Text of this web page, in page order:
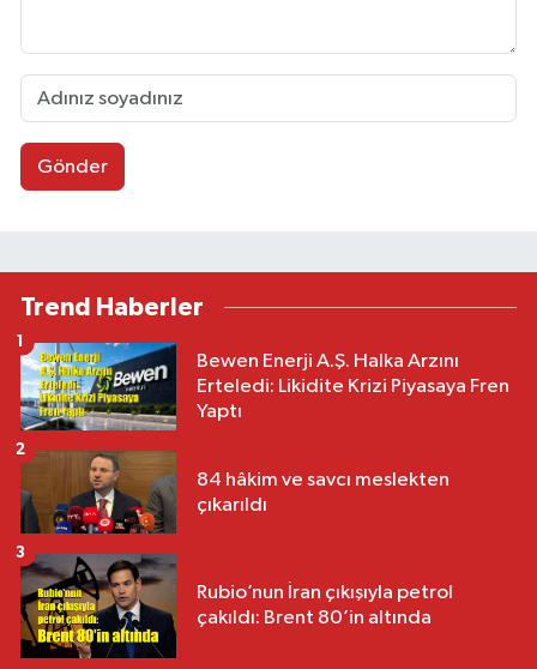
Gönder
Trend Haberler
Bewen Enerji A.Ş. Halka Arzını
Erteledi: Likidite Krizi Piyasaya Fren
Yaptı
1
84 hâkim ve savcı meslekten
çıkarıldı
2
Rubio’nun İran çıkışıyla petrol
çakıldı: Brent 80’in altında
3